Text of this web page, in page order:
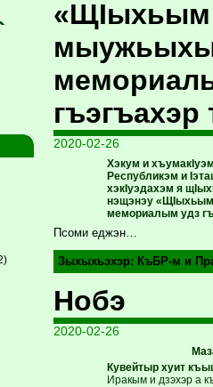
«ЩIыхьым
гъэгъахэр
2020-02-26
Хэкум и
Республикэм и
хэкIуэдахэм я
нэщэнэу
мемориалым удз
Псоми еджэн…
Зыхыхьэхэр: КъБР-м и
Нобэ
2020-02-26
Кувейтыр хуит
Иракым и дзэхэр а